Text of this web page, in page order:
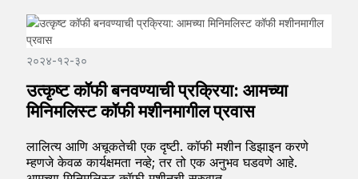
२०२४-१२-३०
उत्कृष्ट कॉफी बनवण्याची प्रक्रिया: आमच्या
मिनिमलिस्ट कॉफी मशीनमागील प्रवास
लालित्य आणि अचूकतेची एक दृष्टी. कॉफी मशीन डिझाइन करणे
म्हणजे केवळ कार्यक्षमता नव्हे; तर तो एक अनुभव घडवणे आहे.